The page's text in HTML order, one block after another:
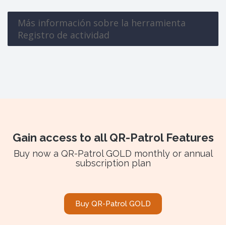
Más información sobre la herramienta
Registro de actividad
Gain access to all QR-Patrol Features
Buy now a QR-Patrol GOLD monthly or annual
subscription plan
Buy QR-Patrol GOLD